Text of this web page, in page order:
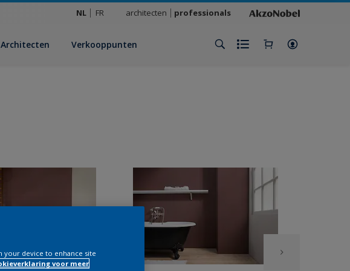
NL FR architecten professionals
Architecten Verkooppunten
your device to enhance site
voor meer